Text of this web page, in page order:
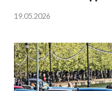
19.05.2026